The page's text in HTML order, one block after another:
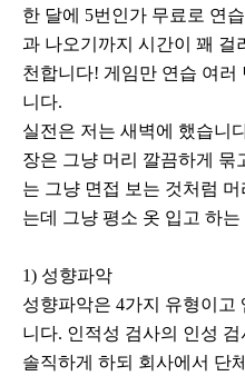
한 달에 5번인가 무료로 연
과 나오기까지 시간이 꽤 걸
천합니다! 게임만 연습 여러
니다.
실전은 저는 새벽에 했습니
장은 그냥 머리 깔끔하게 묶
는 그냥 면접 보는 것처럼
는데 그냥 평소 옷 입고 하
1) 성향파악
성향파악은 4가지 유형이고
니다. 인적성 검사의 인성
솔직하게 하되 회사에서 단